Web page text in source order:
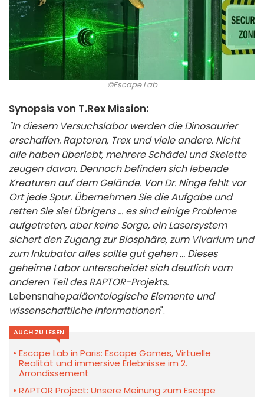
©Escape Lab
Synopsis von T.Rex Mission:
"In diesem Versuchslabor werden die Dinosaurier
erschaffen. Raptoren, Trex und viele andere. Nicht
alle haben überlebt, mehrere Schädel und Skelette
zeugen davon. Dennoch befinden sich lebende
Kreaturen auf dem Gelände. Von Dr. Ninge fehlt vor
Ort jede Spur. Übernehmen Sie die Aufgabe und
retten Sie sie! Übrigens ... es sind einige Probleme
aufgetreten, aber keine Sorge, ein Lasersystem
sichert den Zugang zur Biosphäre, zum Vivarium und
zum Inkubator alles sollte gut gehen ... Dieses
geheime Labor unterscheidet sich deutlich vom
anderen Teil des RAPTOR-Projekts.
Lebensnahepaläontologische Elemente und
wissenschaftliche Informationen".
AUCH ZU LESEN
Escape Lab in Paris: Escape Games, Virtuelle
Realität und immersive Erlebnisse im 2.
Arrondissement
RAPTOR Project: Unsere Meinung zum Escape